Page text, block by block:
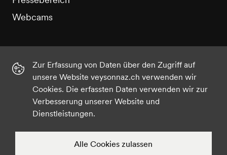
Webcams
Facebook Twitter
Zur Erfassung von Daten über den Zugriff auf
unsere Website veysonnaz.ch verwenden wir
Cookies. Die erfassten Daten verwenden wir zur
Verbesserung unserer Website und
Dienstleistungen.